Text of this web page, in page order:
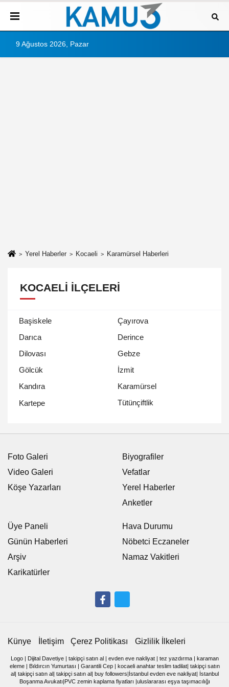
9 Ağustos 2026, Pazar
Yerel Haberler Kocaeli Karamürsel Haberleri
KOCAELI İLÇELERI
Başiskele
Çayırova
Darıca
Derince
Dilovası
Gebze
Gölcük
İzmit
Kandıra
Karamürsel
Kartepe
Tütünçiftlik
Foto Galeri
Video Galeri
Köşe Yazarları
Biyografiler
Vefatlar
Yerel Haberler
Anketler
Üye Paneli
Günün Haberleri
Arşiv
Karikatürler
Hava Durumu
Nöbetci Eczaneler
Namaz Vakitleri
Künye İletişim Çerez Politikası Gizlilik İlkeleri
Logo| Dijital Davetiye| takipçi satın al| evden eve nakliyat| tez yazdırma| karaman
eleme| Bıldırcın Yumurtası | Garantili Cep| kocaeli anahtar teslim tadilat| takipçi satın
al| takipçi satın al| takipçi satın al| buy followers|İstanbul evden eve nakliyat| İstanbul
Boşanma Avukatı|PVC zemin kaplama fiyatları |uluslararası eşya taşımacılığı